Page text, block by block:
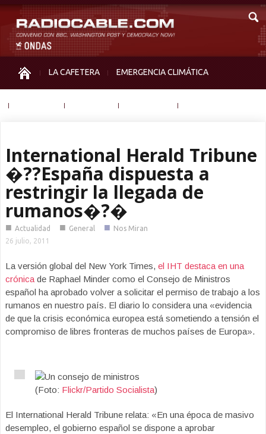
LA CAFETERA EMERGENCIA CLIMÁTICA
International Herald Tribune
�??España dispuesta a
restringir la llegada de
rumanos�?�
■ Actualidad ■ General ■ Nos Miran
26 julio, 2011
La versión global del New York Times, el IHT destaca en una
crónica de Raphael Minder como el Consejo de Ministros
español ha aprobado volver a solicitar el permiso de trabajo a los
rumanos en nuestro país. El diario lo considera una «evidencia
de que la crisis económica europea está sometiendo a tensión el
compromiso de libres fronteras de muchos países de Europa».
(Foto: Flickr/Partido Socialista)
El International Herald Tribune relata: «En una época de masivo
desempleo, el gobierno español se dispone a aprobar